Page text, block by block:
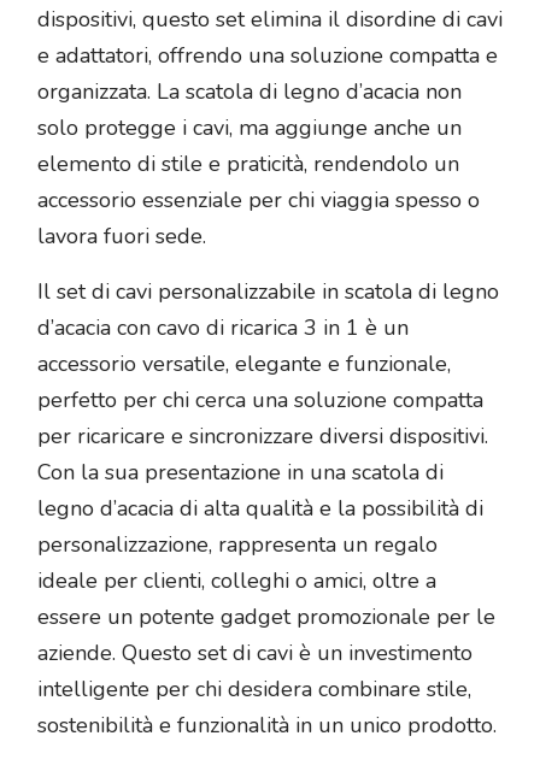
dispositivi, questo set elimina il disordine di cavi
e adattatori, offrendo una soluzione compatta e
organizzata. La scatola di legno d’acacia non
solo protegge i cavi, ma aggiunge anche un
elemento di stile e praticità, rendendolo un
accessorio essenziale per chi viaggia spesso o
lavora fuori sede.
Il set di cavi personalizzabile in scatola di legno
d’acacia con cavo di ricarica 3 in 1 è un
accessorio versatile, elegante e funzionale,
perfetto per chi cerca una soluzione compatta
per ricaricare e sincronizzare diversi dispositivi.
Con la sua presentazione in una scatola di
legno d’acacia di alta qualità e la possibilità di
personalizzazione, rappresenta un regalo
ideale per clienti, colleghi o amici, oltre a
essere un potente gadget promozionale per le
aziende. Questo set di cavi è un investimento
intelligente per chi desidera combinare stile,
sostenibilità e funzionalità in un unico prodotto.